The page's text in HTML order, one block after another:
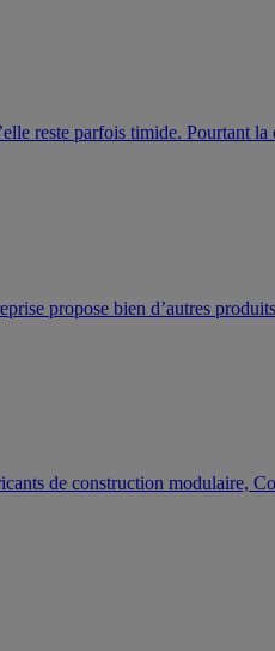
reste parfois timide. Pourtant
propose bien d’autres
de construction modulaire,